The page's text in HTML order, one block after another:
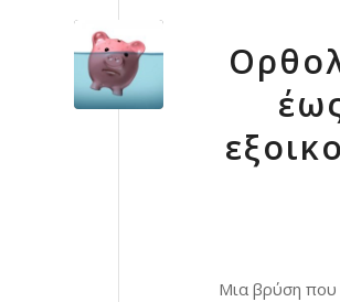
Μια βρύση που